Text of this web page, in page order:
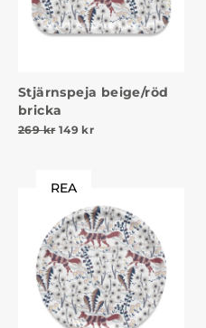
Stjärnspeja beige/röd
bricka
269kr Det ursprungliga priset
149 krDet nuvarande
REA